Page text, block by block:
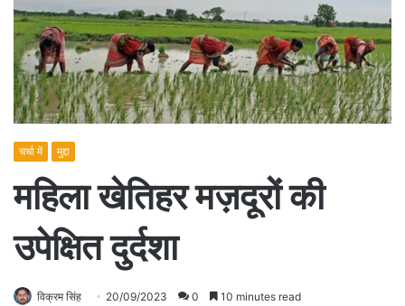
चर्चा में मुद्दा
महिला खेतिहर मज़दूरों की
उपेक्षित दुर्दशा
विक्रम सिंह 20/09/2023 0 10 minutes read